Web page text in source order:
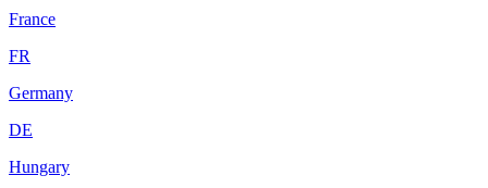
France
FR
Germany
DE
Hungary